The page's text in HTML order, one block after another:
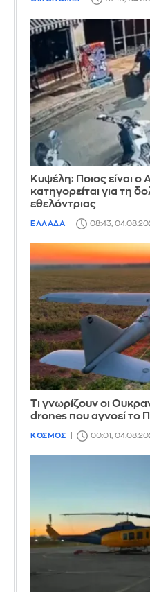
Κυψέλη: Ποιος είναι
κατηγορείται για τη
εθελόντριας
ΕΛΛΑΔΑ 08:43,
Τι γνωρίζουν οι
drones που αγνοεί το
ΚΟΣΜΟΣ 00:01,